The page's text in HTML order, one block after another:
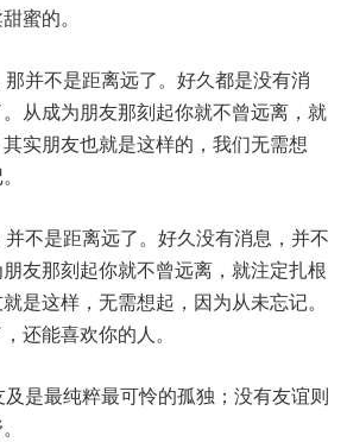
蜜的。
并不是距离远了。好久都是没有消
从成为朋友那刻起你就不曾远离，就
实朋友也就是这样的，我们无需想
不是距离远了。好久没有消息，并不
友那刻起你就不曾远离，就注定扎根
是这样，无需想起，因为从未忘记。
还能喜欢你的人。
是最纯粹最可怜的孤独；没有友谊则